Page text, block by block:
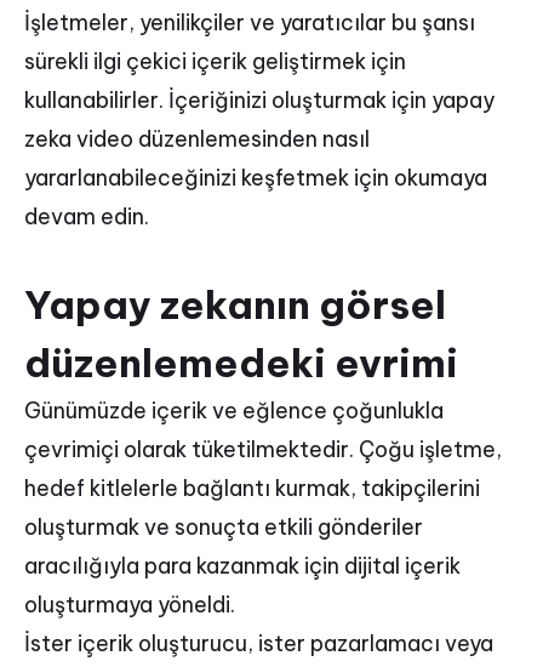
İşletmeler, yenilikçiler ve yaratıcılar bu şansı
sürekli ilgi çekici içerik geliştirmek için
kullanabilirler. İçeriğinizi oluşturmak için yapay
zeka video düzenlemesinden nasıl
yararlanabileceğinizi keşfetmek için okumaya
devam edin.
Yapay zekanın görsel
düzenlemedeki evrimi
Günümüzde içerik ve eğlence çoğunlukla
çevrimiçi olarak tüketilmektedir. Çoğu işletme,
hedef kitlelerle bağlantı kurmak, takipçilerini
oluşturmak ve sonuçta etkili gönderiler
aracılığıyla para kazanmak için dijital içerik
oluşturmaya yöneldi.
İster içerik oluşturucu, ister pazarlamacı veya